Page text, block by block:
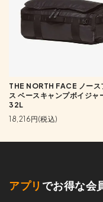
THE NORTH FACE ノース
ス ベースキャンプボイジャ
32L
18,216円(税込)
アプリ でお得な会